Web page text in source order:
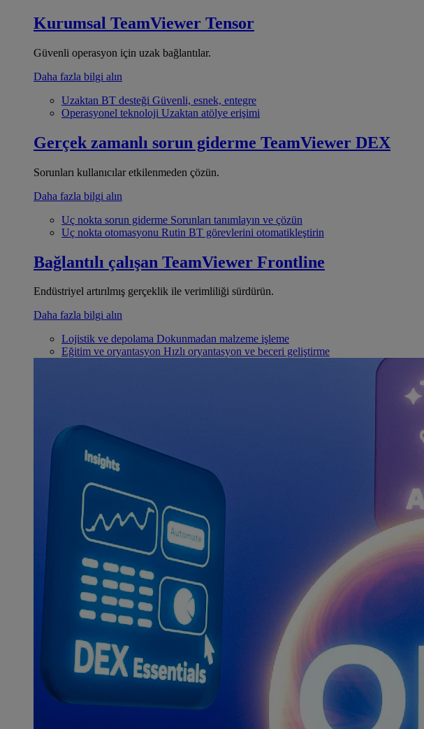
Kurumsal TeamViewer Tensor
Güvenli operasyon için uzak bağlantılar.
Daha fazla bilgi alın
Uzaktan BT desteği Güvenli, esnek, entegre
Operasyonel teknoloji Uzaktan atölye erişimi
Gerçek zamanlı sorun giderme TeamViewer DEX
Sorunları kullanıcılar etkilenmeden çözün.
Daha fazla bilgi alın
Uç nokta sorun giderme Sorunları tanımlayın ve çözün
Uç nokta otomasyonu Rutin BT görevlerini otomatikleştirin
Bağlantılı çalışan TeamViewer Frontline
Endüstriyel artırılmış gerçeklik ile verimliliği sürdürün.
Daha fazla bilgi alın
Lojistik ve depolama Dokunmadan malzeme işleme
Eğitim ve oryantasyon Hızlı oryantasyon ve beceri geliştirme